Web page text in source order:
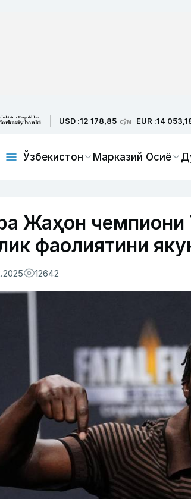
USD :12 178,85 сўм EUR :14
Ўзбекистон Марказий Осиё
Жаҳон чемпиони
фаолиятини
12642